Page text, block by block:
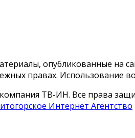
опубликованные на
правах. Использование
ТВ-ИН. Все права
Интернет Агентство